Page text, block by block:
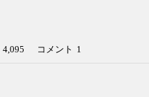
4,095 コメント 1